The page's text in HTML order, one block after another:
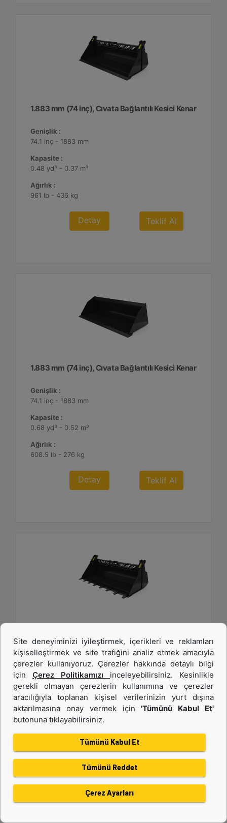
1.883 mm (74 inç), Cıvata Bağlantılı Kesici Kenar
Genişlik :
74.1 inç - 1883 mm
Kapasite :
0.48 yd³ - 0.37 m³
Ağırlık :
961 lb - 436 kg
Detay Teklif Al
1.883 mm (74 inç), Cıvata Bağlantılı Kesici Kenar
Genişlik :
74.1 inç - 1883 mm
Kapasite :
0.68 yd³ - 0.52 m³
Ağırlık :
608.5 lb - 276 kg
Detay Teklif Al
Bağlantılı Tırnaklar ile
Genişlik :
74.1 inç - 1883 mm
Kapasite :
0.48 yd³ - 0.37 m³
Ağırlık :
Detay Teklif Al
Site deneyiminizi iyileştirmek, içerikleri ve reklamları
kişiselleştirmek ve site trafiğini analiz etmek amacıyla
çerezler kullanıyoruz. Çerezler hakkında detaylı bilgi
için Çerez Politikamızı inceleyebilirsiniz. Kesinlikle
gerekli olmayan çerezlerin kullanımına ve çerezler
aracılığıyla toplanan kişisel verilerinizin yurt dışına
aktarılmasına onay vermek için'Tümünü Kabul Et'
butonuna tıklayabilirsiniz.
Tümünü Kabul Et
Tümünü Reddet
Çerez Ayarları